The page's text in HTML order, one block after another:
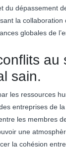
du dépassement
la collaboration
globales de
au
sain.
les ressources
entreprises de
les membres
une
la cohésion